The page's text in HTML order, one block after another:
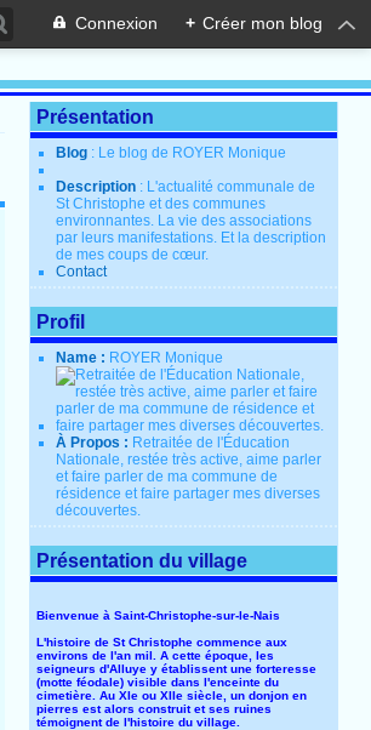
Connexion + Créer mon blog
Présentation
Blog : Le blog de ROYER Monique
Description : L'actualité communale de
St Christophe et des communes
environnantes. La vie des associations
par leurs manifestations. Et la description
de mes coups de cœur.
Contact
Profil
Name : ROYER Monique
À Propos : Retraitée de l'Éducation
Nationale, restée très active, aime parler
et faire parler de ma commune de
résidence et faire partager mes diverses
découvertes.
Présentation du village
Bienvenue à Saint-Christophe-sur-le-Nais
L'histoire de St Christophe commence aux
environs de l'an mil. A cette époque, les
seigneurs d'Alluye y établissent une forteresse
(motte féodale) visible dans l'enceinte du
cimetière. Au XIe ou XIIe siècle, un donjon en
pierres est alors construit et ses ruines
témoignent de l'histoire du village.